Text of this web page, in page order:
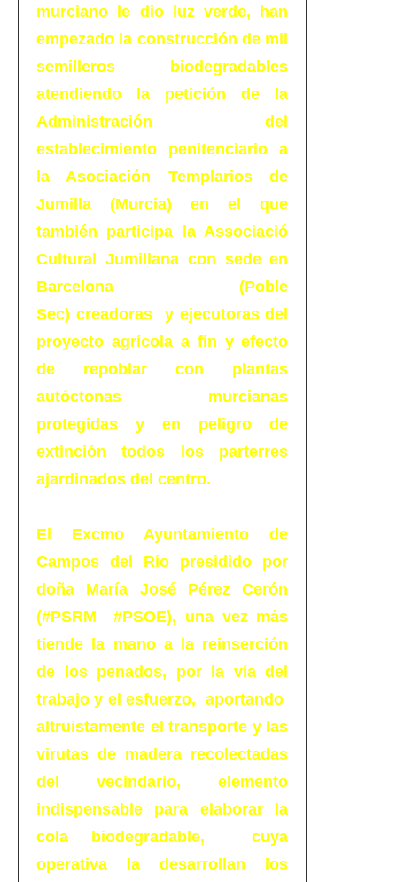
murciano le dio luz verde, han
empezado la construcción de mil
semilleros biodegradables
atendiendo la petición de la
Administración del
establecimiento penitenciario a
la Asociación Templarios de
Jumilla (Murcia)en el que
también participa la Associació
Cultural Jumillana con sede en
Barcelona (Poble
Sec) creadoras y ejecutoras del
proyecto agrícola a fin y efecto
de repoblar con plantas
autóctonas murcianas
protegidas y en peligro de
extinción todos los parterres
ajardinados del centro.
El Excmo Ayuntamiento de
Campos del Río presidido por
doña María José Pérez Cerón
(#PSRM #PSOE), una vez más
tiende la mano a la reinserción
de los penados, por la vía del
trabajo y el esfuerzo, aportando
altruistamente el transporte y las
virutas de madera recolectadas
del vecindario, elemento
indispensable para elaborar la
cola biodegradable, cuya
operativa la desarrollan los